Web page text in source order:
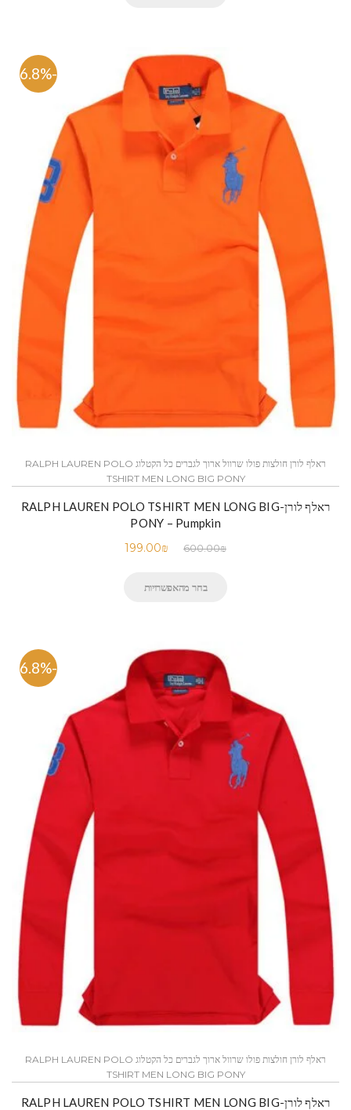
-66.8%
ראלף לורן חולצות פולו שרוול ארוך לגברים כל הקטלוג RALPH LAUREN POLO
TSHIRT MEN LONG BIG PONY
ראלף לורן-RALPH LAUREN POLO TSHIRT MEN LONG BIG
PONY – Pumpkin
600.00₪
199.00₪
בחר מהאפשרויות
-66.8%
ראלף לורן חולצות פולו שרוול ארוך לגברים כל הקטלוג RALPH LAUREN POLO
TSHIRT MEN LONG BIG PONY
ראלף לורן-RALPH LAUREN POLO TSHIRT MEN LONG BIG